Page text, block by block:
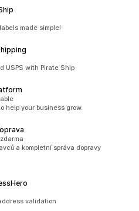
made simple!
USPS with Pirate Ship
help your business grow.
a kompletní správa dopravy
validation